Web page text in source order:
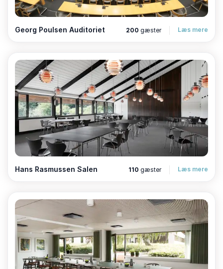
Georg Poulsen Auditoriet 200 gæster Læs mere
Hans Rasmussen Salen 110 gæster Læs mere